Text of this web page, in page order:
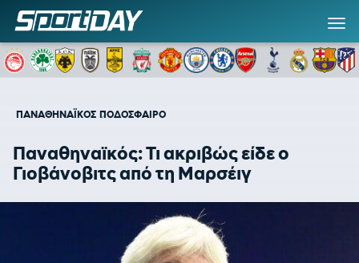
ΠΑΝΑΘΗΝΑΪΚΟΣ ΠΟΔΟΣΦΑΙΡΟ
Παναθηναϊκός: Τι ακριβώς είδε ο
Γιοβάνοβιτς από τη Μαρσέιγ